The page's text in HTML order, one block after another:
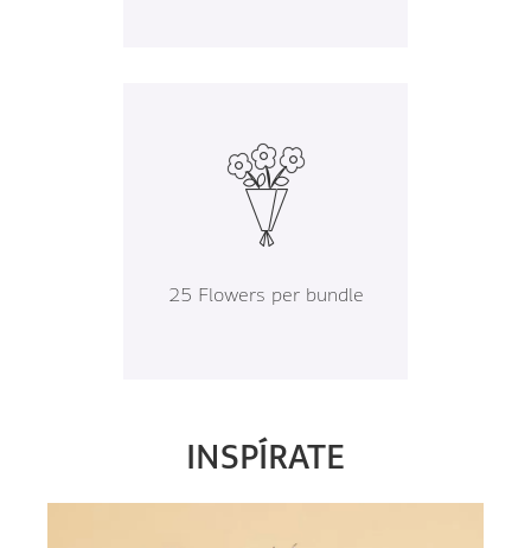
25 Flowers per bundle
INSPÍRATE